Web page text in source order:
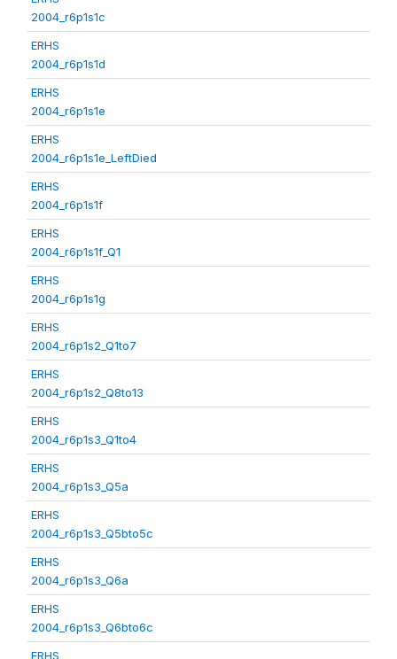
2004_r6p1s1c
ERHS
2004_r6p1s1d
ERHS
2004_r6p1s1e
ERHS
2004_r6p1s1e_LeftDied
ERHS
2004_r6p1s1f
ERHS
2004_r6p1s1f_Q1
ERHS
2004_r6p1s1g
ERHS
2004_r6p1s2_Q1to7
ERHS
2004_r6p1s2_Q8to13
ERHS
2004_r6p1s3_Q1to4
ERHS
2004_r6p1s3_Q5a
ERHS
2004_r6p1s3_Q5bto5c
ERHS
2004_r6p1s3_Q6a
ERHS
2004_r6p1s3_Q6bto6c
ERHS